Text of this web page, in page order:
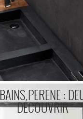
PERENE :
DÉCOUVRIR